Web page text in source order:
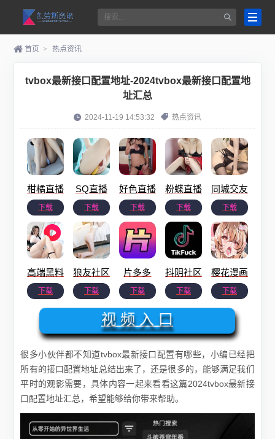
首页 > 热点资讯
tvbox最新接口配置地址-2024tvbox最新接口配置地
址汇总
2024-11-19 14:53:32 热点资讯
柑橘直播
下载
SQ直播
下载
好色直播
下载
粉蝶直播
下载
同城交友
下载
高端黑料
下载
狼友社区
下载
片多多
下载
抖阴社区
下载
樱花漫画
下载
视 频 入 口
很多小伙伴都不知道tvbox最新接口配置有哪些，小编已经把
所有的接口配置地址总结出来了，还是很多的，能够满足我们
平时的观影需要，具体内容一起来看看这篇2024tvbox最新接
口配置地址汇总，希望能够给你带来帮助。